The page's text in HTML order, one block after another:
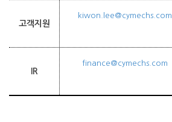
고객지원
kiwon.lee@cymechs.com
IR
finance@cymechs.com